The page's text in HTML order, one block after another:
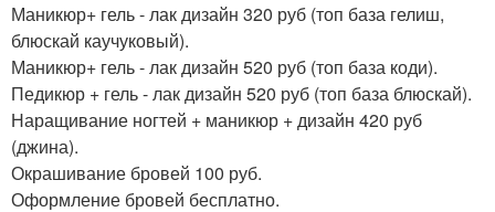
Маникюр+ гель - лак дизайн 320 руб (топ база гелиш,
блюскай каучуковый).
Маникюр+ гель - лак дизайн 520 руб (топ база коди).
Педикюр + гель - лак дизайн 520 руб (топ база блюскай).
Наращивание ногтей + маникюр + дизайн 420 руб
(джина).
Окрашивание бровей 100 руб.
Оформление бровей бесплатно.